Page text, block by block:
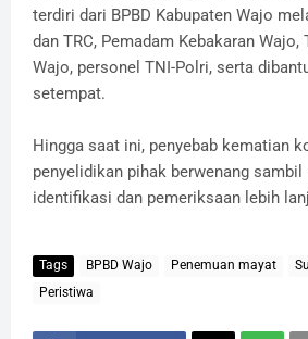
terdiri dari BPBD Kabupaten Wajo
dan TRC, Pemadam Kebakaran Wajo,
Wajo, personel TNI-Polri, serta
setempat.
Hingga saat ini, penyebab kematian
penyelidikan pihak berwenang sambil
identifikasi dan pemeriksaan lebih
Tags BPBD Wajo Penemuan mayat
Peristiwa